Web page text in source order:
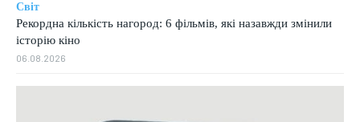
Світ
Рекордна кількість нагород: 6 фільмів, які назавжди змінили
історію кіно
06.08.2026